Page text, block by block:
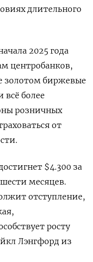
длительного
2025 года
центробанков,
золотом биржевые
более
розничных
от
$4.300 за
месяцев.
отступление,
росту
Лэнгфорд из